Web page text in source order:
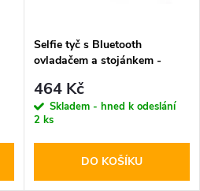
Selfie tyč s Bluetooth
ovladačem a stojánkem -
Stick Tripod
464 Kč
Skladem - hned k odeslání
2 ks
DO KOŠÍKU